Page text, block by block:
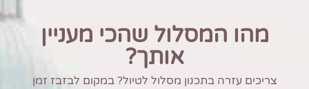
מהו המסלול שהכי מעניין
אותך?
צריכים עזרה בתכנון מסלול לטיול? במקום לבזבז זמן